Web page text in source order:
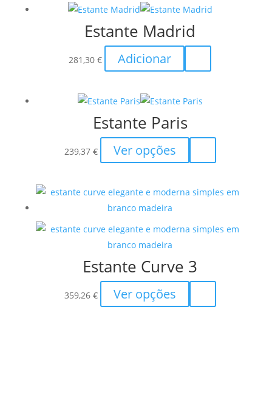
the
page
through
255,00 €
multiple
The
may
the
Estante Madrid
281,30€ Adicionar
Estante Paris
239,37 € Ver opções
product
multiple
The
be
on
Estante Curve 3
359,26 € Ver opções
product